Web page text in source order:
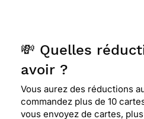
💸 Quelles
avoir ?
Vous aurez des réductions
commandez plus de 10
vous envoyez de cartes,